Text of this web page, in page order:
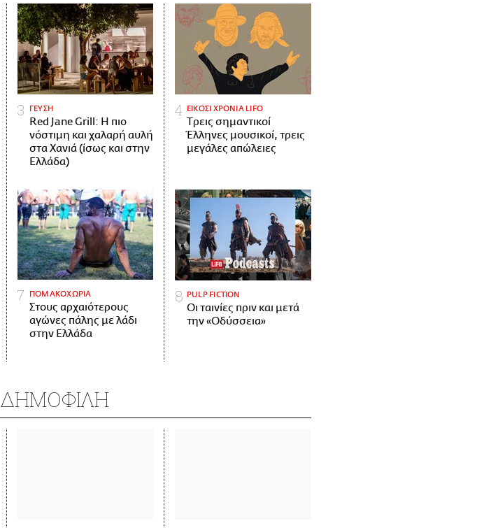
ΓΕΥΣΗ
Red Jane Grill: Η πιο
νόστιμη και χαλαρή αυλή
στα Χανιά (ίσως και στην
Ελλάδα)
ΕΙΚΟΣΙ ΧΡΟΝΙΑ LIFO
Tρεις σημαντικοί
Έλληνες μουσικοί, τρεις
μεγάλες απώλειες
ΠΟΜΑΚΟΧΩΡΙΑ
Στους αρχαιότερους
αγώνες πάλης με λάδι
στην Ελλάδα
PULP FICTION
Οι ταινίες πριν και μετά
την «Οδύσσεια»
ΔΗΜΟΦΙΛΗ